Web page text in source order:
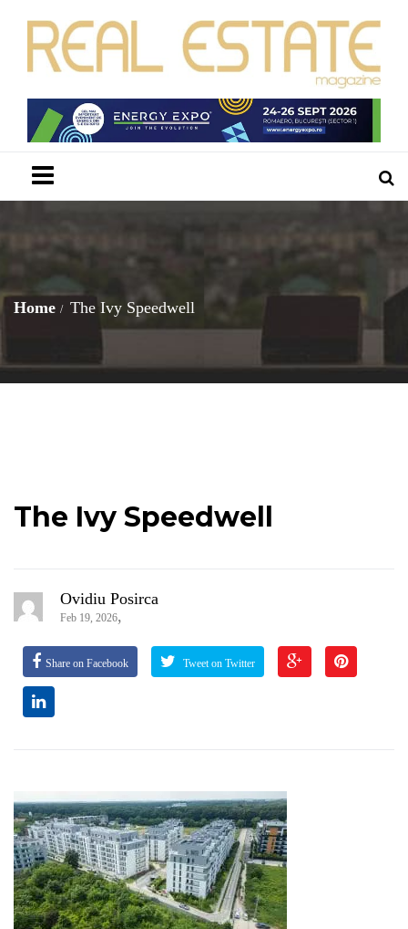
Home The Ivy Speedwell
The Ivy Speedwell
Ovidiu Posirca
Feb 19, 2026,
Share on Facebook Tweet on Twitter